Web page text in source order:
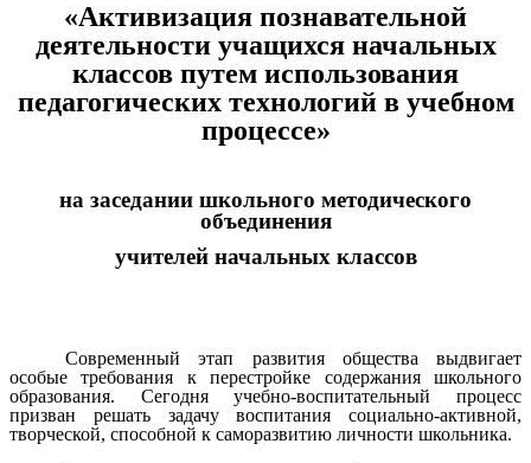
«Активизация познавательной
деятельности учащихся начальных
классов путем использования
педагогических технологий в учебном
процессе»
на заседании школьного методического
объединения
учителей начальных классов
Современный этап развития общества выдвигает
особые требования к перестройке содержания школьного
образования. Сегодня учебно-воспитательный процесс
призван решать задачу воспитания социально-активной,
творческой, способной к саморазвитию личности школьника.